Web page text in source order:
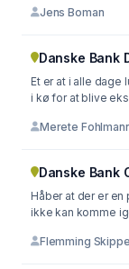
Jens Boman
Danske Bank
Et er at i alle dage
i kø for at blive
Merete
Danske Bank
Håber at der er
ikke kan komme
Flemming